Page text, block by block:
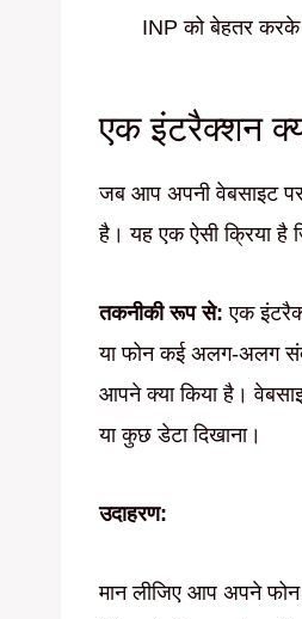
INP को बेहतर करके
एक इंटरैक्शन
जब आप अपनी वेबसाइट
है। यह एक ऐसी क्रिया
तकनीकी रूप से: एक
या फोन कई अलग-अलग
आपने क्या किया है।
या कुछ डेटा दिखाना।
उदाहरण:
मान लीजिए आप अपने